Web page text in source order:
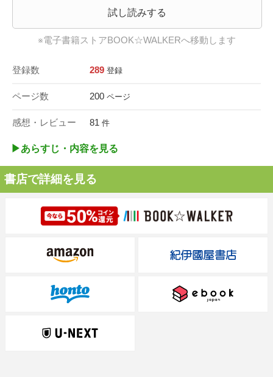
試し読みする
※電子書籍ストアBOOK☆WALKERへ移動します
登録数 289 登録
ページ数 200 ページ
感想・レビュー 81 件
▶︎あらすじ・内容を見る
書店で詳細を見る